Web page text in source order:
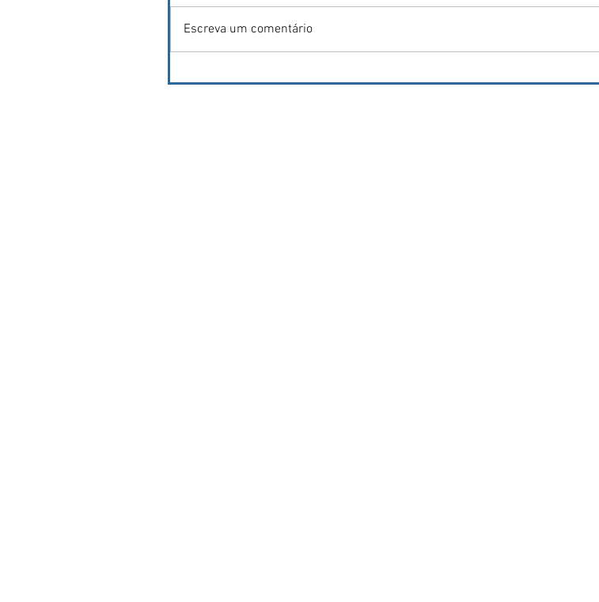
Escreva um comentário